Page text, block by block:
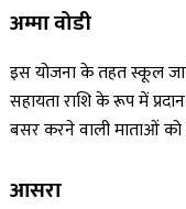
अम्मा वोडी
इस योजना के तहत स्कूल
सहायता राशि के रूप में
बसर करने वाली माताओं को
आसरा